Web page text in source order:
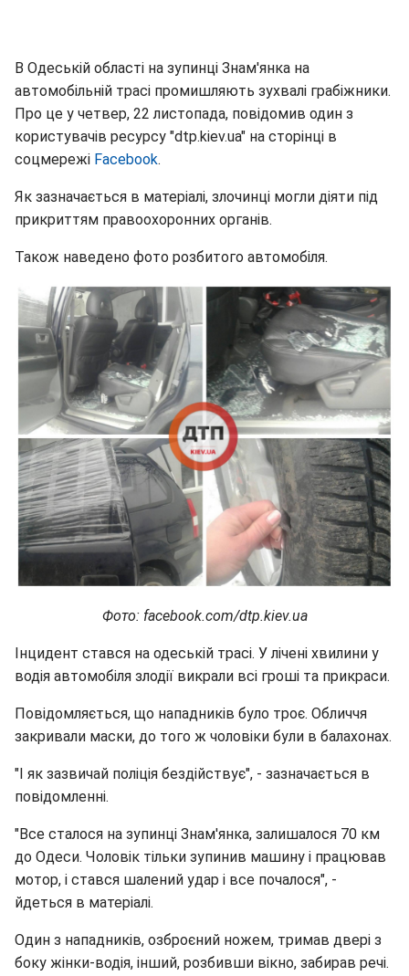
В Одеській області на зупинці Знам'янка на
автомобільній трасі промишляють зухвалі грабіжники.
Про це у четвер, 22 листопада, повідомив один з
користувачів ресурсу "dtp.kiev.ua" на сторінці в
соцмережі Facebook.
Як зазначається в матеріалі, злочинці могли діяти під
прикриттям правоохоронних органів.
Також наведено фото розбитого автомобіля.
Фото: facebook.com/dtp.kiev.ua
Інцидент стався на одеській трасі. У лічені хвилини у
водія автомобіля злодії викрали всі гроші та прикраси.
Повідомляється, що нападників було троє. Обличчя
закривали маски, до того ж чоловіки були в балахонах.
"І як зазвичай поліція бездійствує", - зазначається в
повідомленні.
"Все сталося на зупинці Знам'янка, залишалося 70 км
до Одеси. Чоловік тільки зупинив машину і працював
мотор, і стався шалений удар і все почалося", -
йдеться в матеріалі.
Один з нападників, озброєний ножем, тримав двері з
боку жінки-водія, інший, розбивши вікно, забирав речі.